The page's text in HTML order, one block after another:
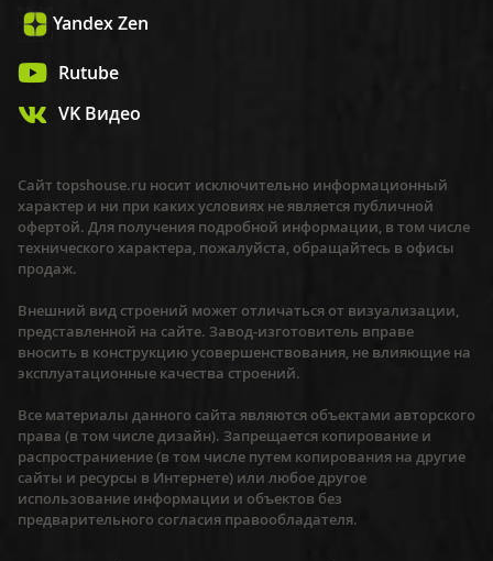
Yandex Zen
Rutube
VK Видео
Сайт topshouse.ru носит исключительно информационный
характер и ни при каких условиях не является публичной
офертой. Для получения подробной информации, в том числе
технического характера, пожалуйста, обращайтесь в офисы
продаж.
Внешний вид строений может отличаться от визуализации,
представленной на сайте. Завод-изготовитель вправе
вносить в конструкцию усовершенствования, не влияющие на
эксплуатационные качества строений.
Все материалы данного сайта являются объектами авторского
права (в том числе дизайн). Запрещается копирование и
распространиение (в том числе путем копирования на другие
сайты и ресурсы в Интернете) или любое другое
использование информации и объектов без
предварительного согласия правообладателя.